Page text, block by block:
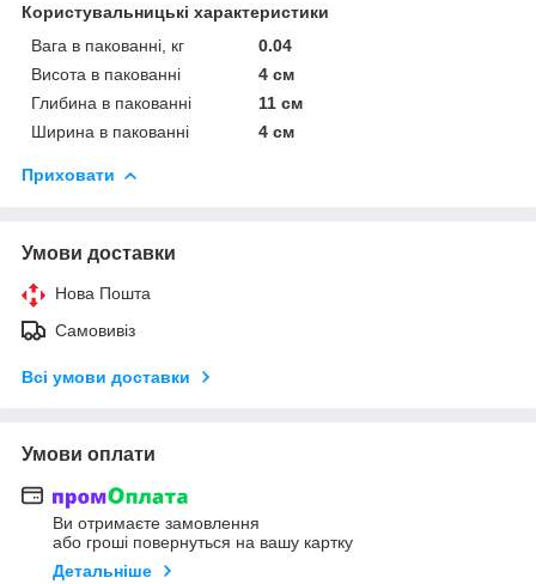
Користувальницькі характеристики
Вага в пакованні, кг
0.04
Висота в пакованні
4 см
Глибина в пакованні
11 см
Ширина в пакованні
4 см
Приховати
Умови доставки
Нова Пошта
Самовивіз
Всі умови доставки
Умови оплати
Ви отримаєте замовлення
або гроші повернуться на вашу картку
Детальніше